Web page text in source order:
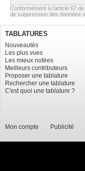
Conformément à l’article 67
de suppression des données
TABLATURES
Nouveautés
Les plus vues
Les mieux notées
Meilleurs contributeurs
Proposer une tablature
Rechercher une tablature
C'est quoi une tablature ?
Mon compte Publicité